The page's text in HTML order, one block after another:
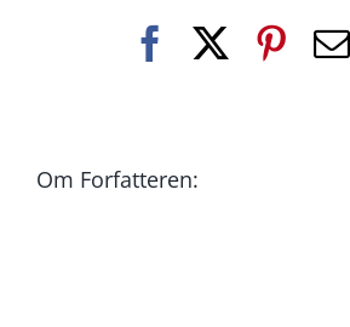
Facebook
Om Forfatteren: